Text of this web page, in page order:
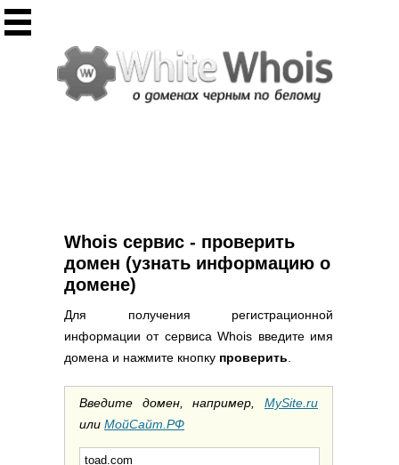
Инструменты
Массовый Whois
Регистрация домена
CHMOD калькулятор
Полезное
Новости о доменах
Статьи о доменах
Полезные ссылки
Словари и списки
Программы
Whois сервис - проверить
домен (узнать информацию о
домене)
Для получения регистрационной
информации от сервиса Whois введите имя
домена и нажмите кнопку проверить
Введите домен, например, MySite.ru
или МойСайт.РФ